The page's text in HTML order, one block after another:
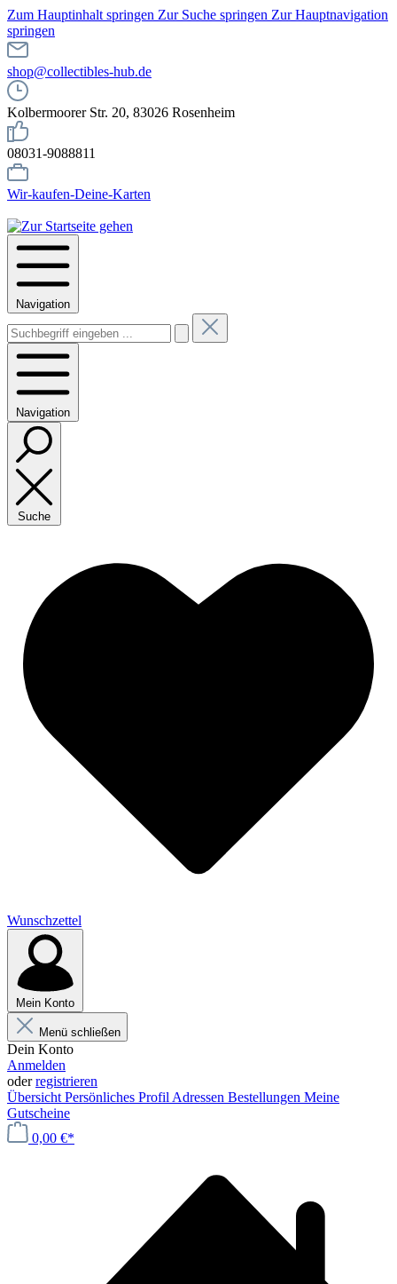
Zum Hauptinhalt springen Zur Suche springen Zur Hauptnavigation
springen
shop@collectibles-hub.de
Kolbermoorer Str. 20, 83026 Rosenheim
08031-9088811
Wir-kaufen-Deine-Karten
Navigation
Navigation
Suche
Wunschzettel
Mein Konto
Menü schließen
Dein Konto
Anmelden
oderregistrieren
Übersicht Persönliches Profil Adressen Bestellungen Meine
Gutscheine
0,00 €*